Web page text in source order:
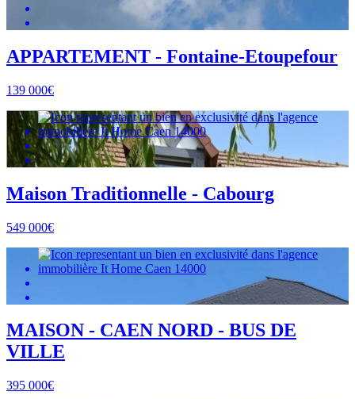
APPARTEMENT - Fontaine-Etoupefour
139 000€
Maison Traditionnelle - Cabourg
549 000€
MAISON - CAEN NORD - BUS DE
VILLE
395 000€